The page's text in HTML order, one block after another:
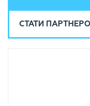
СТАТИ